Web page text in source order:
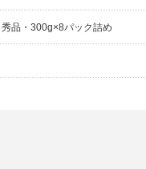
品・300g×8パック詰め